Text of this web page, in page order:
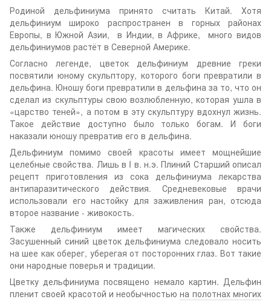
Родиной дельфиниума принято считать Китай. Хотя
дельфиниум широко распространен в горных районах
Европы, в Южной Азии, в Индии, в Африке, много видов
дельфиниумов растёт в Северной Америке.
Согласно легенде, цветок дельфиниум древние греки
посвятили юному скульптору, которого боги превратили в
дельфина. Юношу боги превратили в дельфина за то, что он
сделал из скульптуры свою возлюбленную, которая ушла в
«царство теней», а потом в эту скульптуру вдохнул жизнь.
Такое действие доступно было только богам. И боги
наказали юношу превратив его в дельфина.
Дельфиниум помимо своей красоты имеет мощнейшие
целебные свойства. Лишь в I в. н.э. Плиний Старший описал
рецепт приготовления из сока дельфиниума лекарства
антипаразитического действия. Средневековые врачи
использовали его настойку для заживления ран, отсюда
второе название - живокость.
Также дельфиниум имеет магических свойства.
Засушенный синий цветок дельфиниума следовало носить
на шее как оберег, уберегая от посторонних глаз. Вот такие
они народные поверья и традиции.
Цветку дельфиниума посвящено немало картин. Дельфин
пленит своей красотой и необычностьюна полотнах многих